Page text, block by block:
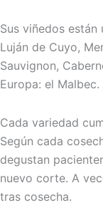
Sus viñedos
Luján de Cuyo,
Sauvignon,
Europa: el Malbec.
Cada variedad
Según cada
degustan
nuevo corte. A
tras cosecha.